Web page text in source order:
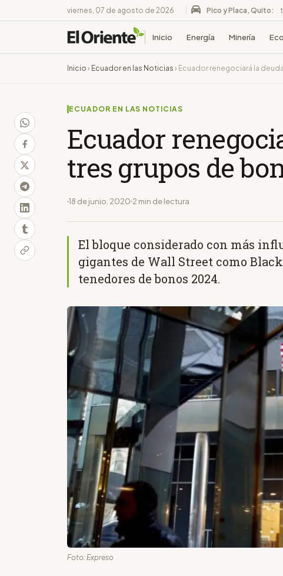
viernes, 07 de agosto de 2026 Pico y Placa, Quito:
Inicio Energía Minería
Inicio › Ecuador en las Noticias › Ecuador renegociará la
ECUADOR EN LAS NOTICIAS
Ecuador
tres grupos de
18 de junio, 2020 2 min de lectura
El bloque considerado con más
gigantes de Wall Street como
tenedores de bonos 2024.
Foto: Expreso